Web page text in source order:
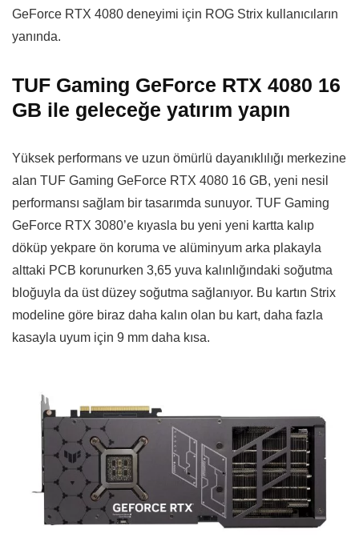
GeForce RTX 4080 deneyimi için ROG Strix kullanıcıların
yanında.
TUF Gaming GeForce RTX 4080 16
GB ile geleceğe yatırım yapın
Yüksek performans ve uzun ömürlü dayanıklılığı merkezine
alan TUF Gaming GeForce RTX 4080 16 GB, yeni nesil
performansı sağlam bir tasarımda sunuyor. TUF Gaming
GeForce RTX 3080’e kıyasla bu yeni yeni kartta kalıp
döküp yekpare ön koruma ve alüminyum arka plakayla
alttaki PCB korunurken 3,65 yuva kalınlığındaki soğutma
bloğuyla da üst düzey soğutma sağlanıyor. Bu kartın Strix
modeline göre biraz daha kalın olan bu kart, daha fazla
kasayla uyum için 9 mm daha kısa.